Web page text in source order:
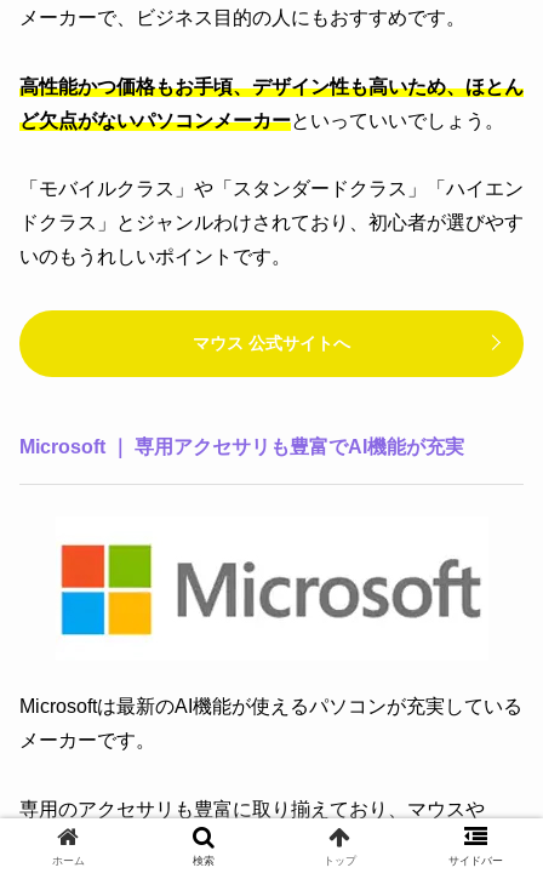
メーカーで、ビジネス目的の人にもおすすめです。
高性能かつ価格もお手頃、デザイン性も高いため、ほとん
ど欠点がないパソコンメーカーといっていいでしょう。
「モバイルクラス」や「スタンダードクラス」「ハイエン
ドクラス」とジャンルわけされており、初心者が選びやす
いのもうれしいポイントです。
マウス 公式サイトへ
Microsoft ｜ 専用アクセサリも豊富でAI機能が充実
Microsoftは最新のAI機能が使えるパソコンが充実している
メーカーです。
専用のアクセサリも豊富に取り揃えており、マウスや
Thunderboltドック、スリムペンなど作業効率を向上させ
ホーム 検索 トップ サイドバー